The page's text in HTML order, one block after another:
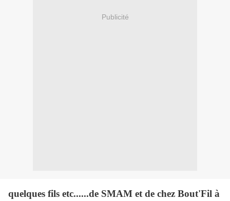
Publicité
quelques fils etc......de SMAM et de chez Bout'Fil à